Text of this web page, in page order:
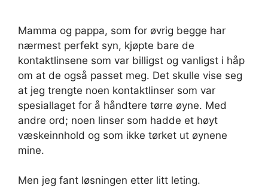
Mamma og pappa, som for øvrig begge har
nærmest perfekt syn, kjøpte bare de
kontaktlinsene som var billigst og vanligst i håp
om at de også passet meg. Det skulle vise seg
at jeg trengte noen kontaktlinser som var
spesiallaget for å håndtere tørre øyne. Med
andre ord; noen linser som hadde et høyt
væskeinnhold og som ikke tørket ut øynene
mine.
Men jeg fant løsningen etter litt leting.